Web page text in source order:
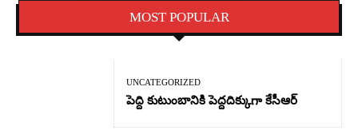
MOST POPULAR
UNCATEGORIZED
పెద్ది కుటుంబానికి పెద్దదిక్కుగా కేసీఆర్